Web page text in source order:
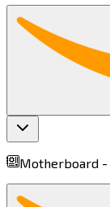
Motherboard -